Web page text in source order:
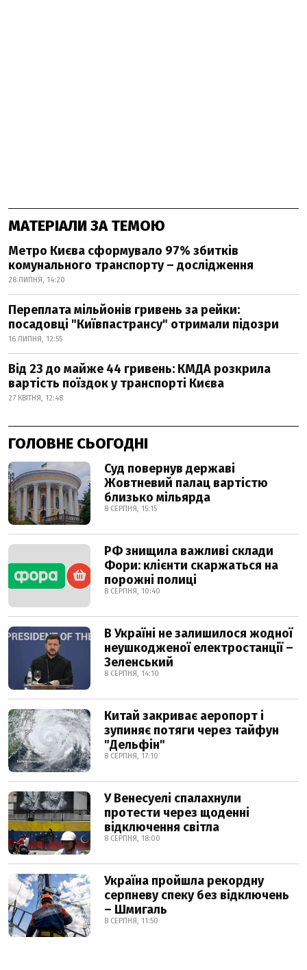
МАТЕРІАЛИ ЗА ТЕМОЮ
Метро Києва сформувало 97% збитків
комунального транспорту – дослідження
28 ЛИПНЯ, 14:20
Переплата мільйонів гривень за рейки:
посадовці "Київпастрансу" отримали підозри
16 ЛИПНЯ, 12:55
Від 23 до майже 44 гривень: КМДА розкрила
вартість поїздок у транспорті Києва
27 КВІТНЯ, 12:48
ГОЛОВНЕ СЬОГОДНІ
Суд повернув державі
Жовтневий палац вартістю
близько мільярда
8 СЕРПНЯ, 15:15
РФ знищила важливі склади
Фори: клієнти скаржаться на
порожні полиці
8 СЕРПНЯ, 10:40
В Україні не залишилося жодної
неушкодженої електростанції –
Зеленський
8 СЕРПНЯ, 14:10
Китай закриває аеропорт і
зупиняє потяги через тайфун
"Дельфін"
8 СЕРПНЯ, 17:10
У Венесуелі спалахнули
протести через щоденні
відключення світла
8 СЕРПНЯ, 18:00
Україна пройшла рекордну
серпневу спеку без відключень
– Шмигаль
8 СЕРПНЯ, 11:50